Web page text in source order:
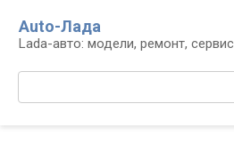
контенту
Auto-Лада
Lada-авто: модели, ремонт, сервис